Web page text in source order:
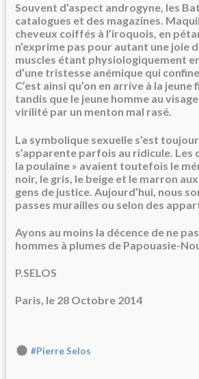
Souvent d’aspect androgyne, les
catalogues et des magazines.
cheveux coiffés à l’iroquois, en
n’exprime pas pour autant une
muscles étant physiologiquement
d’une tristesse anémique qui
C’est ainsi qu’on en arrive à la jeune
tandis que le jeune homme au
virilité par un menton mal rasé.
La symbolique sexuelle s’est
s’apparente parfois au ridicule. Les
la poulaine » avaient toutefois le
noir, le gris, le beige et le marron
gens de justice. Aujourd’hui, nous
passes murailles ou selon des
Ayons au moins la décence de ne
hommes à plumes de Papouasie-
P.SELOS
Paris, le 28 Octobre 2014
#Pierre Selos